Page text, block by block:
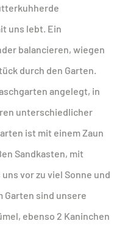
uns lebt. Ein
balancieren, wiegen
durch den Garten.
angelegt, in
unterschiedlicher
ist mit einem Zaun
Sandkasten, mit
vor zu viel Sonne und
Garten sind unsere
ebenso 2 Kaninchen